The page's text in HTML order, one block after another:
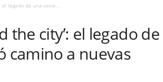
el legado de una serie...
the city’: el legado de
camino a nuevas